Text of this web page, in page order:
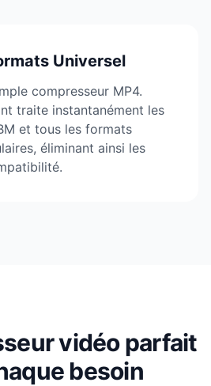
Universel
compresseur MP4.
traite instantanément les
et tous les formats
éliminant ainsi les
vidéo parfait
besoin